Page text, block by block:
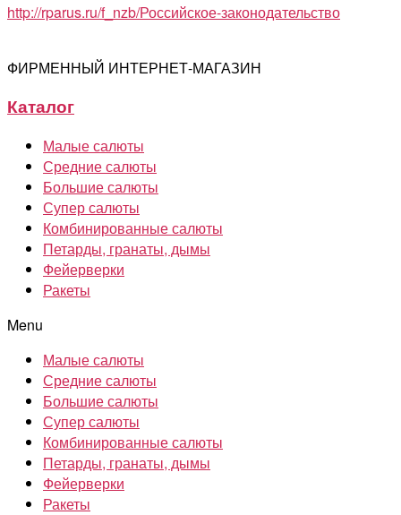
http://rparus.ru/f_nzb/Российское-законодательство
ФИРМЕННЫЙ ИНТЕРНЕТ-МАГАЗИН
Каталог
Малые салюты
Средние салюты
Большие салюты
Супер салюты
Комбинированные салюты
Петарды, гранаты, дымы
Фейерверки
Ракеты
Menu
Малые салюты
Средние салюты
Большие салюты
Супер салюты
Комбинированные салюты
Петарды, гранаты, дымы
Фейерверки
Ракеты